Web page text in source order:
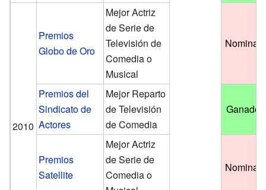
2010
Premios
Globo de Oro
Mejor Actriz
de Serie de
Televisión de
Comedia o
Musical
Premios del
Sindicato de
Actores
Mejor Reparto
de Televisión
de Comedia
Premios
Satellite
Mejor Actriz
de Serie de
Comedia o